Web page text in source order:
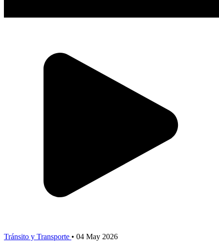
Tránsito y Transporte • 04 May 2026